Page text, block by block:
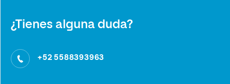
¿Tienes alguna duda?
+52 5588393963